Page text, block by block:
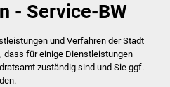
Ausschüsse
Ratsinformationssystem
Jugendbeirat
- Service-BW
und Verfahren der Stadt
, dass für einige Dienstleistungen
zuständig sind und Sie ggf.